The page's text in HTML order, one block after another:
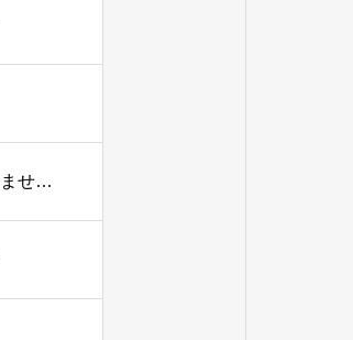
プロによる定期的な床洗浄・ワックス掛けで床を綺麗に保ちませんか？